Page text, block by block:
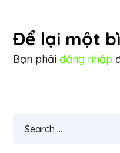
Để lại một
Bạn phảiđăng nhập